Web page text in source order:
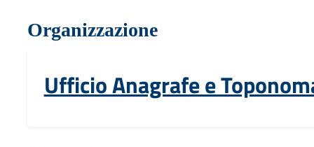
Organizzazione
Ufficio Anagrafe e